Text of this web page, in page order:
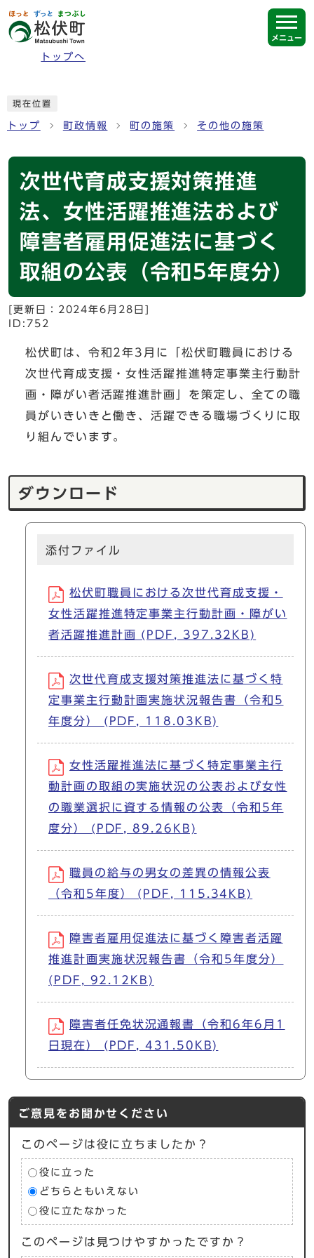
ページの先頭です
トップへ
メニュー
現在位置
トップ 町政情報 町の施策 その他の施策
次世代育成支援対策推進
法、女性活躍推進法および
障害者雇用促進法に基づく
取組の公表（令和5年度分）
[更新日： 2024年6月28日
ID:752
松伏町は、令和2年3月に「松伏町職員における
次世代育成支援・女性活躍推進特定事業主行動計
画・障がい者活躍推進計画」を策定し、全ての職
員がいきいきと働き、活躍できる職場づくりに取
り組んでいます。
ダウンロード
添付ファイル
松伏町職員における次世代育成支援・
女性活躍推進特定事業主行動計画・障がい
者活躍推進計画 (PDF, 397.32KB)
次世代育成支援対策推進法に基づく特
定事業主行動計画実施状況報告書（令和5
年度分） (PDF, 118.03KB)
女性活躍推進法に基づく特定事業主行
動計画の取組の実施状況の公表および女性
の職業選択に資する情報の公表（令和5年
度分） (PDF, 89.26KB)
職員の給与の男女の差異の情報公表
（令和5年度） (PDF, 115.34KB)
障害者雇用促進法に基づく障害者活躍
推進計画実施状況報告書（令和5年度分）
(PDF, 92.12KB)
障害者任免状況通報書（令和6年6月1
日現在） (PDF, 431.50KB)
ご意見をお聞かせください
このページは役に立ちましたか？
役に立った
どちらともいえない
役に立たなかった
このページは見つけやすかったですか？